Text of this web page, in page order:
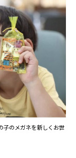
子のメガネを新しくお世